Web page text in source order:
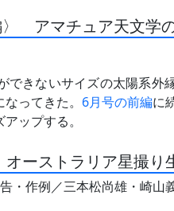
〉 アマチュア天文学
できないサイズの太陽系外
ってきた。 6月号の前編に
ップする。
ーストラリア星撮り
・作例／三本松尚雄・崎山